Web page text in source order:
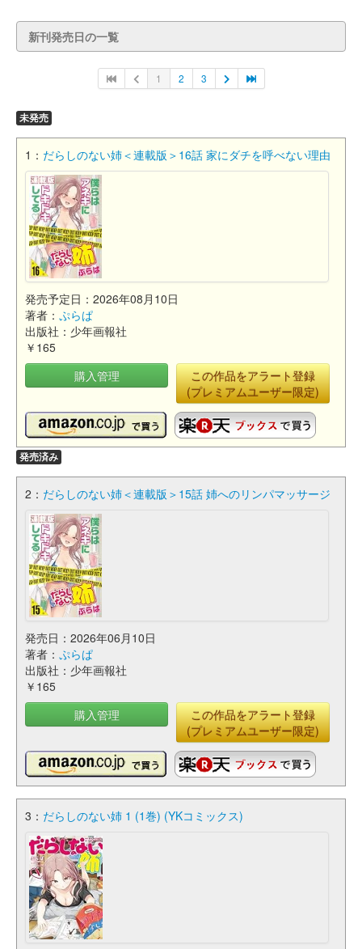
新刊発売日の一覧
1 2 3
未発売
1： だらしのない姉＜連載版＞16話 家にダチを呼べない理由
発売予定日：2026年08月10日
著者： ぷらぱ
出版社：少年画報社
￥165
購入管理
この作品をアラート登録
(プレミアムユーザー限定)
発売済み
2： だらしのない姉＜連載版＞15話 姉へのリンパマッサージ
発売日：2026年06月10日
著者： ぷらぱ
出版社：少年画報社
￥165
購入管理
この作品をアラート登録
(プレミアムユーザー限定)
3： だらしのない姉 1 (1巻) (YKコミックス)